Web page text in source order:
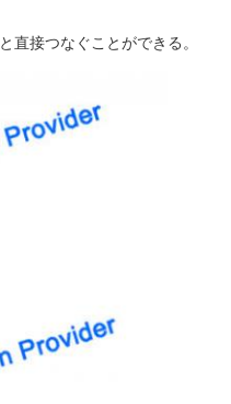
と直接つなぐことができる 。